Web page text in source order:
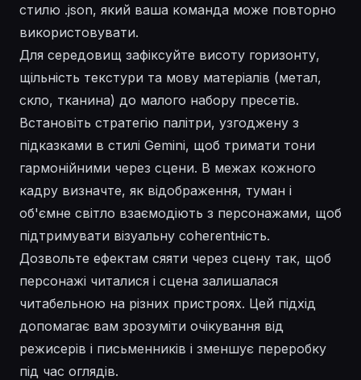
стилю .json, який ваша команда може повторно
використовувати.
Для середовищ зафіксуйте висоту горизонту,
щільність текстури та мову матеріалів (метал,
скло, тканина) до малого набору пресетів.
Встановіть стратегію палітри, узгоджену з
підказками в стилі Gemini, щоб тримати тони
гармонійними через сцени. В межах кожного
кадру визначте, як відображення, туман і
об'ємне світло взаємодіють з персонажами, щоб
підтримувати візуальну coherentність.
Дозвольте ефектам сяяти через сцену так, щоб
персонажі читалися і сцена залишалася
читабельною на різних пристроях. Цей підхід
допомагає вам зрозуміти очікування від
режисерів і письменників і зменшує переробку
під час оглядів.